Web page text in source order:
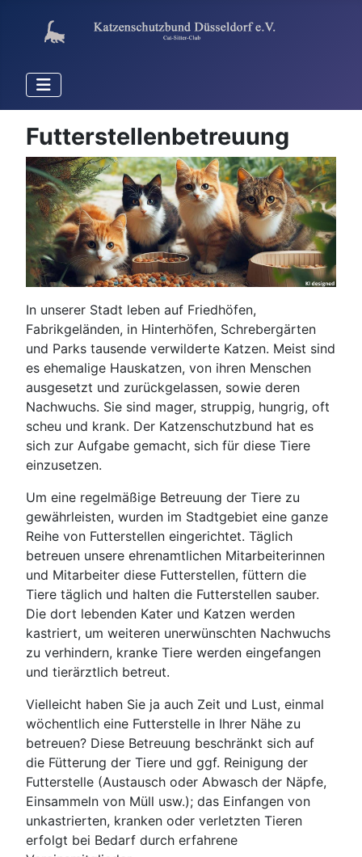
Futterstellenbetreuung
In unserer Stadt leben auf Friedhöfen,
Fabrikgeländen, in Hinterhöfen, Schrebergärten
und Parks tausende verwilderte Katzen. Meist sind
es ehemalige Hauskatzen, von ihren Menschen
ausgesetzt und zurückgelassen, sowie deren
Nachwuchs. Sie sind mager, struppig, hungrig, oft
scheu und krank. Der Katzenschutzbund hat es
sich zur Aufgabe gemacht, sich für diese Tiere
einzusetzen.
Um eine regelmäßige Betreuung der Tiere zu
gewährleisten, wurden im Stadtgebiet eine ganze
Reihe von Futterstellen eingerichtet. Täglich
betreuen unsere ehrenamtlichen Mitarbeiterinnen
und Mitarbeiter diese Futterstellen, füttern die
Tiere täglich und halten die Futterstellen sauber.
Die dort lebenden Kater und Katzen werden
kastriert, um weiteren unerwünschten Nachwuchs
zu verhindern, kranke Tiere werden eingefangen
und tierärztlich betreut.
Vielleicht haben Sie ja auch Zeit und Lust, einmal
wöchentlich eine Futterstelle in Ihrer Nähe zu
betreuen? Diese Betreuung beschränkt sich auf
die Fütterung der Tiere und ggf. Reinigung der
Futterstelle (Austausch oder Abwasch der Näpfe,
Einsammeln von Müll usw.); das Einfangen von
unkastrierten, kranken oder verletzten Tieren
erfolgt bei Bedarf durch erfahrene